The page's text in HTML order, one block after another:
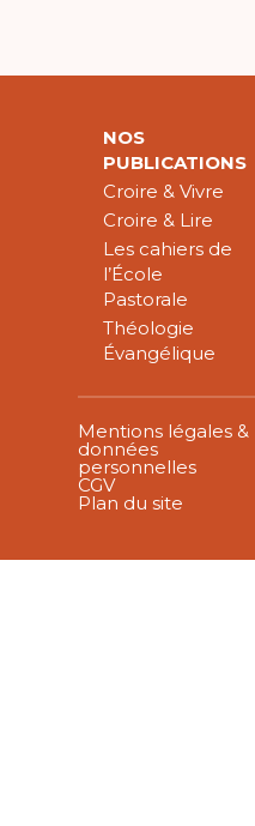
NOS
PUBLICATIONS
Croire & Vivre
Croire & Lire
Les cahiers de
l’École
Pastorale
Théologie
Évangélique
Mentions légales &
données
personnelles
CGV
Plan du site